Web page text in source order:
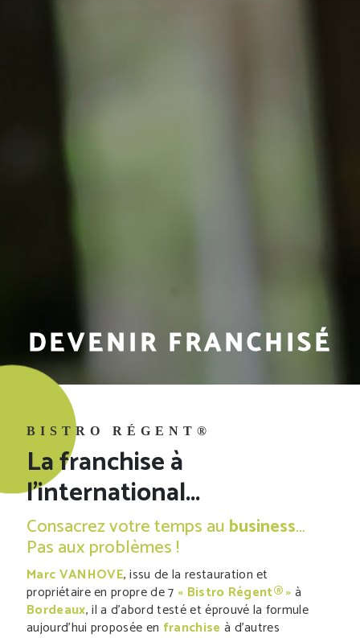
DEVENIR FRANCHISÉ
BISTRO RÉGENT®
La franchise à
l'international...
Consacrez votre temps aubusiness…
Pas aux problèmes !
Marc VANHOVE, issu de la restauration et
propriétaire en propre de 7 « Bistro Régent® »à
Bordeaux, il a d’abord testé et éprouvé la formule
aujourd’hui proposée en franchise à d’autres